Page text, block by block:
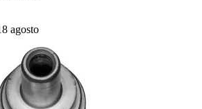
agosto